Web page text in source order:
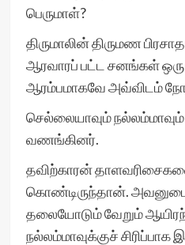
பெருமாள்?
திருமாலின் திருமண
ஆரவாரப் பட்ட சனங்கள்
ஆரம்பமாகவே அவ்விடம்
செல்லையாவும்
வணங்கினர்.
தவிற்காரன்
கொண்டிருந்தான்.
தலையோடும் வேறும்
நல்லம்மாவுக்குச்